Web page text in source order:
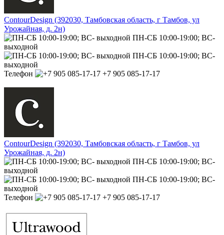
ContourDesign (392030, Тамбовская область, г Тамбов, ул
Урожайная, д. 2н)
ПН-СБ 10:00-19:00; ВС-
выходной
ПН-СБ 10:00-19:00; ВС-
выходной
Телефон
+7 905 085-17-17
ContourDesign (392030, Тамбовская область, г Тамбов, ул
Урожайная, д. 2н)
ПН-СБ 10:00-19:00; ВС-
выходной
ПН-СБ 10:00-19:00; ВС-
выходной
Телефон
+7 905 085-17-17